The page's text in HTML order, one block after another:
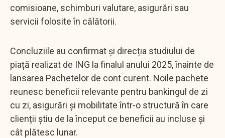
comisioane, schimburi valutare, asigurări sau
servicii folosite în călătorii.
Concluziile au confirmat și direcția studiului de
piață realizat de ING la finalul anului 2025, înainte de
lansarea Pachetelor de cont curent. Noile pachete
reunesc beneficii relevante pentru bankingul de zi
cu zi, asigurări și mobilitate într-o structură în care
clienții știu de la început ce beneficii au incluse și
cât plătesc lunar.